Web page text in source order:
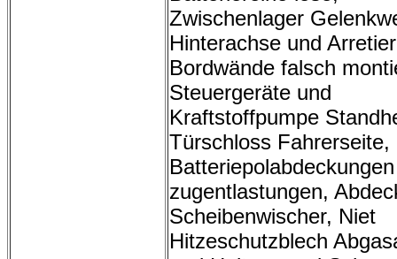
Zwischenlager
Hinterachse und
Bordwände falsch
Steuergeräte und
Kraftstoffpumpe
Türschloss Fahrerseite,
zugentlastungen,
Scheibenwischer, Niet
Hitzeschutzblech